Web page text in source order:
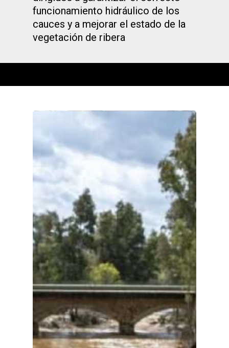
funcionamiento hidráulico de los
cauces y a mejorar el estado de la
vegetación de ribera